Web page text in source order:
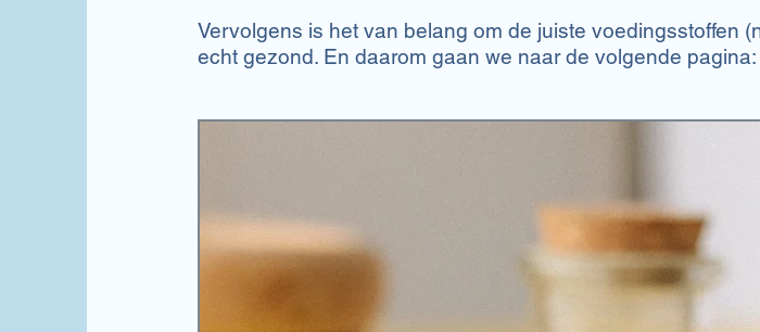
Vervolgens is het van belang om de juiste voedingsstoffen
echt gezond. En daarom gaan we naar de volgende pagina: